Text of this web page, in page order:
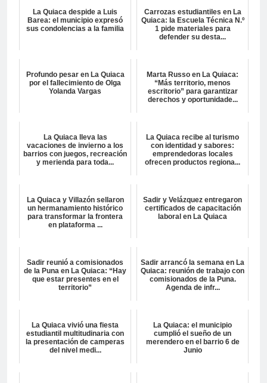
La Quiaca despide a Luis
Barea: el municipio expresó
sus condolencias a la familia
Carrozas estudiantiles en La
Quiaca: la Escuela Técnica N.º
1 pide materiales para
defender su desta...
Profundo pesar en La Quiaca
por el fallecimiento de Olga
Yolanda Vargas
Marta Russo en La Quiaca:
“Más territorio, menos
escritorio” para garantizar
derechos y oportunidade...
La Quiaca lleva las
vacaciones de invierno a los
barrios con juegos, recreación
y merienda para toda...
La Quiaca recibe al turismo
con identidad y sabores:
emprendedoras locales
ofrecen productos regiona...
La Quiaca y Villazón sellaron
un hermanamiento histórico
para transformar la frontera
en plataforma ...
Sadir y Velázquez entregaron
certificados de capacitación
laboral en La Quiaca
Sadir reunió a comisionados
de la Puna en La Quiaca: “Hay
que estar presentes en el
territorio”
Sadir arrancó la semana en La
Quiaca: reunión de trabajo con
comisionados de la Puna.
Agenda de infr...
La Quiaca vivió una fiesta
estudiantil multitudinaria con
la presentación de camperas
del nivel medi...
La Quiaca: el municipio
cumplió el sueño de un
merendero en el barrio 6 de
Junio